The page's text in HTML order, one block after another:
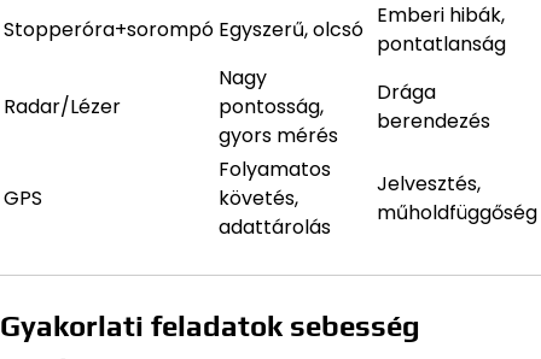
Stopperóra+sorompó Egyszerű, olcsó
Emberi hibák,
pontatlanság
Radar/Lézer
Nagy
pontosság,
gyors mérés
Drága
berendezés
GPS
Folyamatos
követés,
adattárolás
Jelvesztés,
műholdfüggőség
Gyakorlati feladatok sebesség